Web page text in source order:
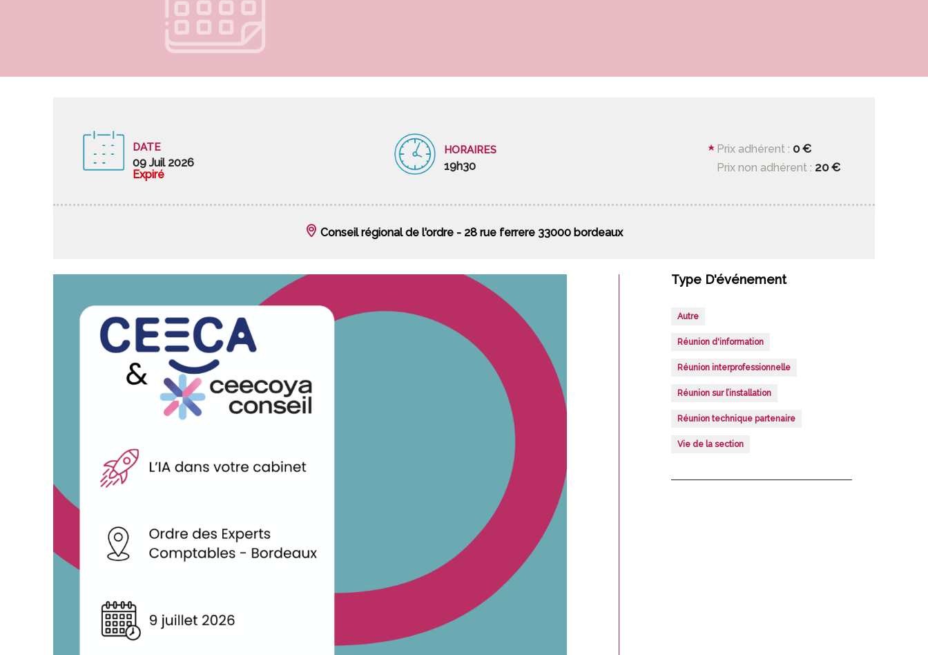
DATE
09 Juil 2026
Expiré
HORAIRES
19h30
Prix adhérent : 0 €
Prix non adhérent : 20 €
Conseil régional de l'ordre - 28 rue ferrere 33000 bordeaux
Type D'événement
Autre
Réunion d'information
Réunion interprofessionnelle
Réunion sur l’installation
Réunion technique partenaire
Vie de la section